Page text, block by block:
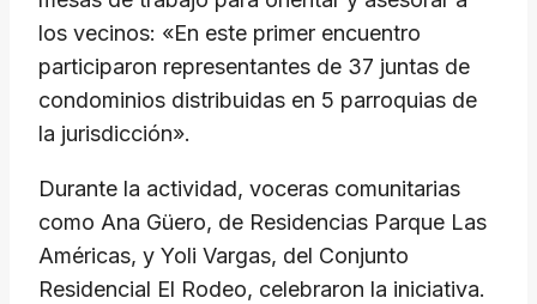
los vecinos: «En este primer encuentro
participaron representantes de 37 juntas de
condominios distribuidas en 5 parroquias de
la jurisdicción».
​Durante la actividad, voceras comunitarias
como Ana Güero, de Residencias Parque Las
Américas, y Yoli Vargas, del Conjunto
Residencial El Rodeo, celebraron la iniciativa.